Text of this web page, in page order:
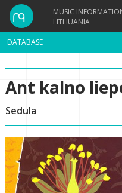
MUSIC
LITHUANIA
DATABASE
Ant kalno
Sedula